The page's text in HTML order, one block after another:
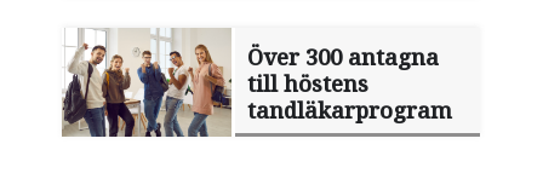
Över 300 antagna
till höstens
tandläkarprogram